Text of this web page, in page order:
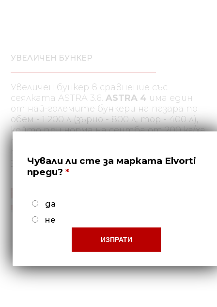
УВЕЛИЧЕН БУНКЕР
Увеличен бункер в сравнение със
сеялката ASTRA 3.6.ASTRA 4 има един
от най-големите бункери на пазара по
обем - 1 200 л (зърно - 800 л, тор - 400 л),
който при норма на сеитба от 200 кг/ха
пшеница и 100 кг/ха минерални торове
позволява засяване на 4 хектара с едно
зареждане.
Чували ли сте за марката Elvorti
преди?
да
не